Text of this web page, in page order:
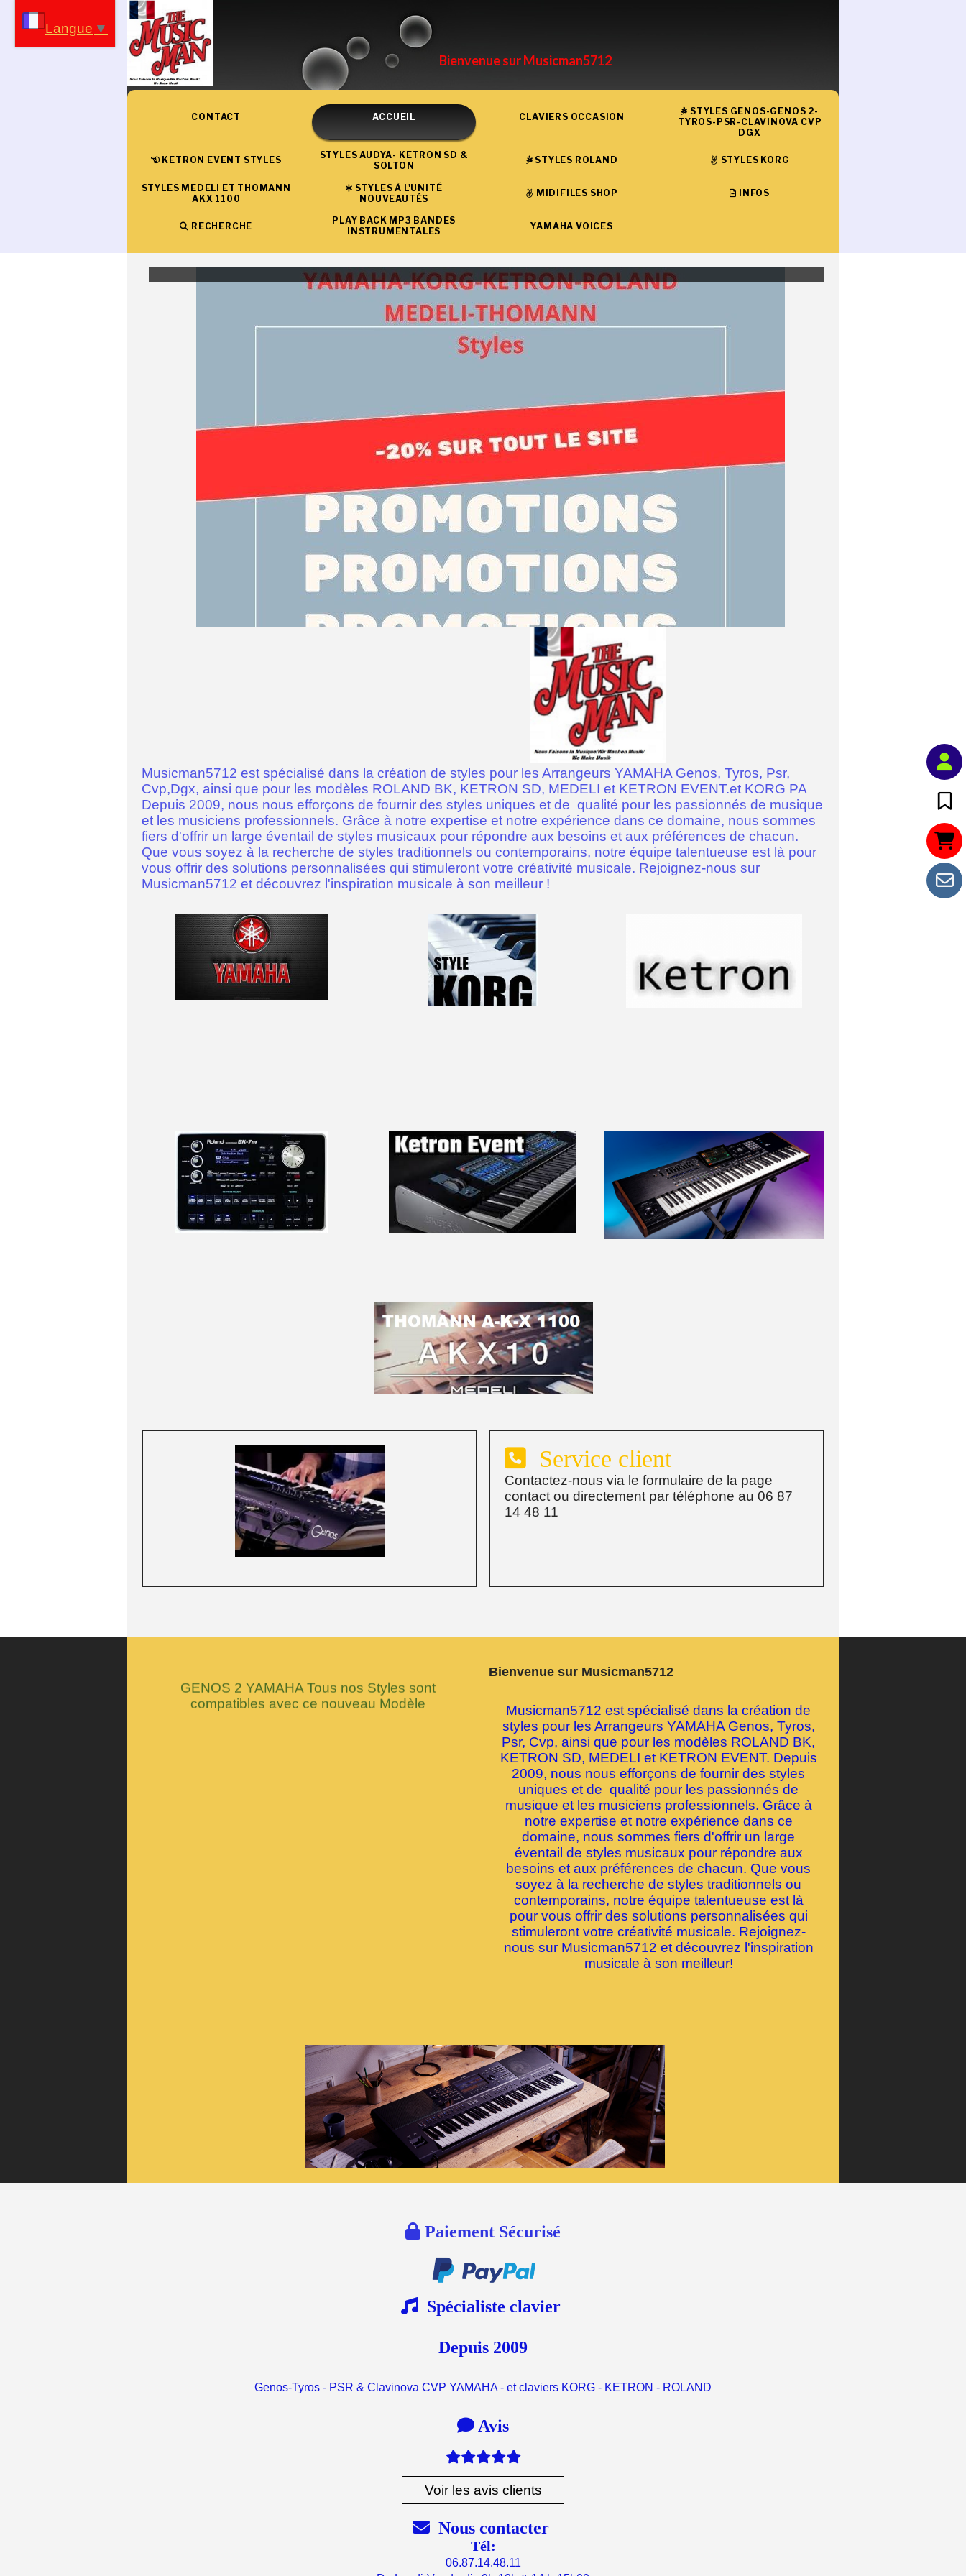
Bienvenue sur Musicman5712
CONTACT ACCUEIL CLAVIERS OCCASION
STYLES GENOS-GENOS 2-
TYROS-PSR-CLAVINOVA CVP
DGX
KETRON EVENT STYLES
STYLES AUDYA- KETRON SD &
SOLTON
STYLES ROLAND STYLES KORG
STYLES MEDELI ET THOMANN
AKX 1100
STYLES À L'UNITÉ
NOUVEAUTÉS
MIDIFILES SHOP INFOS
RECHERCHE
PLAY BACK MP3 BANDES
INSTRUMENTALES
YAMAHA VOICES
Musicman5712 est spécialisé dans la création de styles pour les Arrangeurs YAMAHA Genos, Tyros, Psr,
Cvp,Dgx, ainsi que pour les modèles ROLAND BK, KETRON SD, MEDELI et KETRON EVENT.et KORG PA
Depuis 2009, nous nous efforçons de fournir des styles uniques et de qualité pour les passionnés de musique
et les musiciens professionnels. Grâce à notre expertise et notre expérience dans ce domaine, nous sommes
fiers d'offrir un large éventail de styles musicaux pour répondre aux besoins et aux préférences de chacun.
Que vous soyez à la recherche de styles traditionnels ou contemporains, notre équipe talentueuse est là pour
vous offrir des solutions personnalisées qui stimuleront votre créativité musicale. Rejoignez-nous sur
Musicman5712 et découvrez l'inspiration musicale à son meilleur !
 Service client
Contactez-nous via le formulaire de la page
contact ou directement par téléphone au 06 87
14 48 11
GENOS 2 YAMAHA Tous nos Styles sont
compatibles avec ce nouveau Modèle
Bienvenue sur Musicman5712
Musicman5712 est spécialisé dans la création de
styles pour les Arrangeurs YAMAHA Genos, Tyros,
Psr, Cvp, ainsi que pour les modèles ROLAND BK,
KETRON SD, MEDELI et KETRON EVENT. Depuis
2009, nous nous efforçons de fournir des styles
uniques et de qualité pour les passionnés de
musique et les musiciens professionnels. Grâce à
notre expertise et notre expérience dans ce
domaine, nous sommes fiers d'offrir un large
éventail de styles musicaux pour répondre aux
besoins et aux préférences de chacun. Que vous
soyez à la recherche de styles traditionnels ou
contemporains, notre équipe talentueuse est là
pour vous offrir des solutions personnalisées qui
stimuleront votre créativité musicale. Rejoignez-
nous sur Musicman5712 et découvrez l'inspiration
musicale à son meilleur!
 Paiement Sécurisé
 Spécialiste clavier
Depuis 2009
Genos-Tyros - PSR & Clavinova CVP YAMAHA - et claviers KORG - KETRON - ROLAND
 Avis

Voir les avis clients
 Nous contacter
Tél:
06.87.14.48.11
Langue ▼
Panneau de gestion des cookies